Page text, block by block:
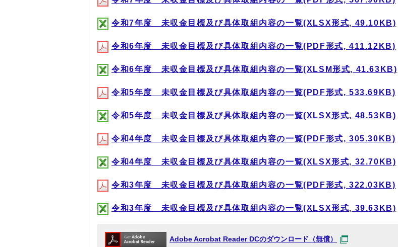
令和7年度 未収金目標及び具体取組内容の一覧(XLSX形式, 49.10KB)
令和6年度 未収金目標及び具体取組内容の一覧(PDF形式, 411.12KB)
令和6年度 未収金目標及び具体取組内容の一覧(XLSM形式, 41.63KB)
令和5年度 未収金目標及び具体取組内容の一覧(PDF形式, 533.69KB)
令和5年度 未収金目標及び具体取組内容の一覧(XLSX形式, 48.53KB)
令和4年度 未収金目標及び具体取組内容の一覧(PDF形式, 305.30KB)
令和4年度 未収金目標及び具体取組内容の一覧(XLSX形式, 32.70KB)
令和3年度 未収金目標及び具体取組内容の一覧(PDF形式, 322.03KB)
令和3年度 未収金目標及び具体取組内容の一覧(XLSX形式, 39.63KB)
Adobe Acrobat Reader DCのダウンロード（無償）